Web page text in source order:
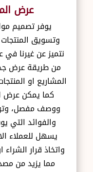
عرض
يوفر تصميم
وتسويق
نتميز عن غيرنا
من طريقة عرض
المشاريع او
كما يمكن عرض
ووصف مفصل،
والفوائد التي
يسهل للعملاء
واتخاذ قرار
مما يزيد من